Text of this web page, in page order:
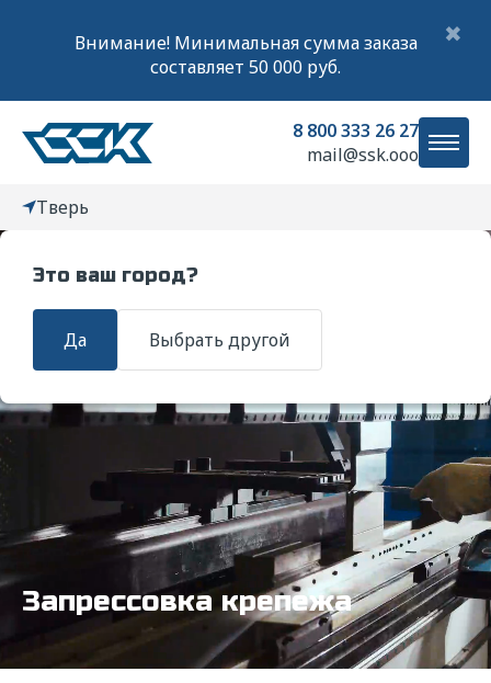
Внимание! Минимальная сумма заказа
составляет 50 000 руб.
✖
Это ваш город?
Да Выбрать другой
8 800 333 26 27
mail@ssk.ooo
Тверь
Обработка металлов давлением
Запрессовка крепежа